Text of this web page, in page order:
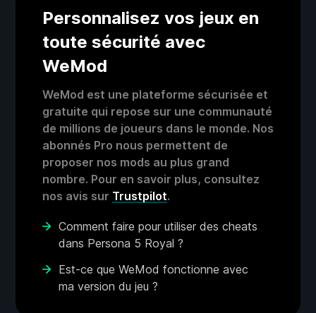
Personnalisez vos jeux en
toute sécurité avec
WeMod
WeMod est une plateforme sécurisée et
gratuite qui repose sur une communauté
de millions de joueurs dans le monde. Nos
abonnés Pro nous permettent de
proposer nos mods au plus grand
nombre. Pour en savoir plus, consultez
nos avis sur Trustpilot.
Comment faire pour utiliser des cheats
dans Persona 5 Royal ?
Est-ce que WeMod fonctionne avec
ma version du jeu ?